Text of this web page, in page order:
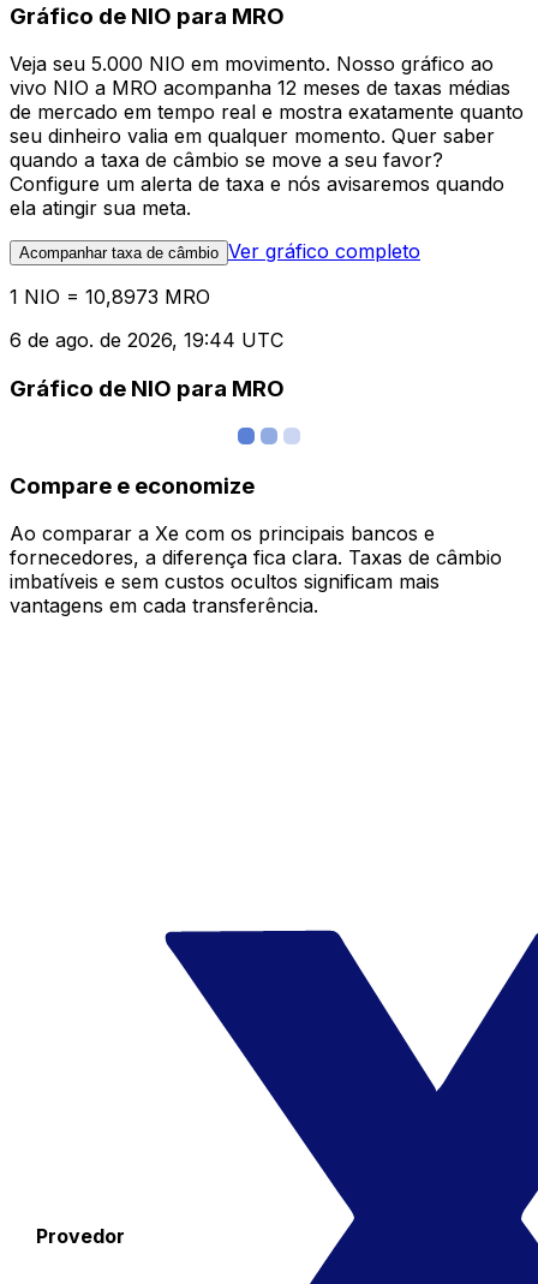
Gráfico de NIO para MRO
Veja seu 5.000 NIO em movimento. Nosso gráfico ao
vivo NIO a MRO acompanha 12 meses de taxas médias
de mercado em tempo real e mostra exatamente quanto
seu dinheiro valia em qualquer momento. Quer saber
quando a taxa de câmbio se move a seu favor?
Configure um alerta de taxa e nós avisaremos quando
ela atingir sua meta.
Acompanhar taxa de câmbio Ver gráfico completo
1 NIO = 10,8973 MRO
6 de ago. de 2026, 19:44 UTC
Gráfico de NIO para MRO
Compare e economize
Ao comparar a Xe com os principais bancos e
fornecedores, a diferença fica clara. Taxas de câmbio
imbatíveis e sem custos ocultos significam mais
vantagens em cada transferência.
Provedor